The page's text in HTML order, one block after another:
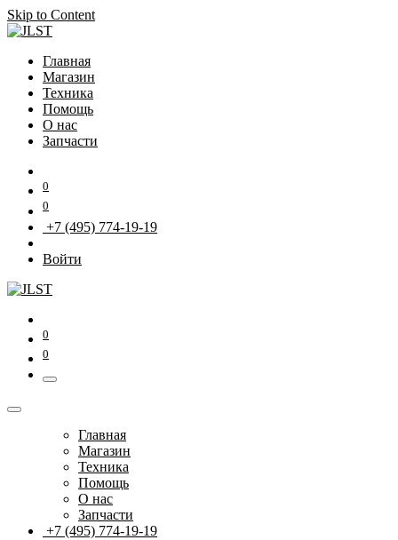
Skip to Content
Главная
Магазин
Техника
Помощь
О нас
Запчасти
0
0
+7 (495) 774-19-19
Войти
0
0
Главная
Магазин
Техника
Помощь
О нас
Запчасти
+7 (495) 774-19-19